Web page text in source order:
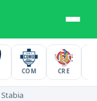
COM CRE